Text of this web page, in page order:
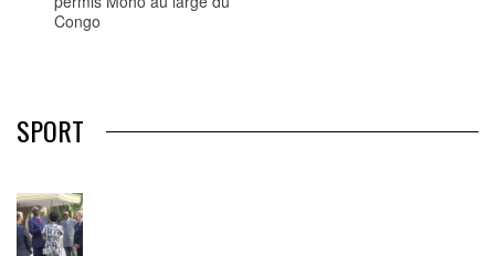
Congo
SPORT